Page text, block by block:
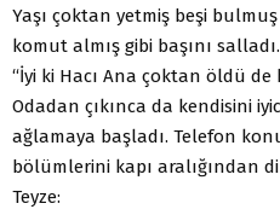
Yaşı çoktan yetmiş beşi
komut almış gibi başını
“İyi ki Hacı Ana çoktan öldü de
Odadan çıkınca da kendisini
ağlamaya başladı. Telefon
bölümlerini kapı aralığından
Teyze: